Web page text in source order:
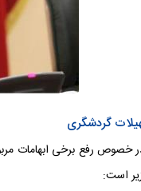
است: